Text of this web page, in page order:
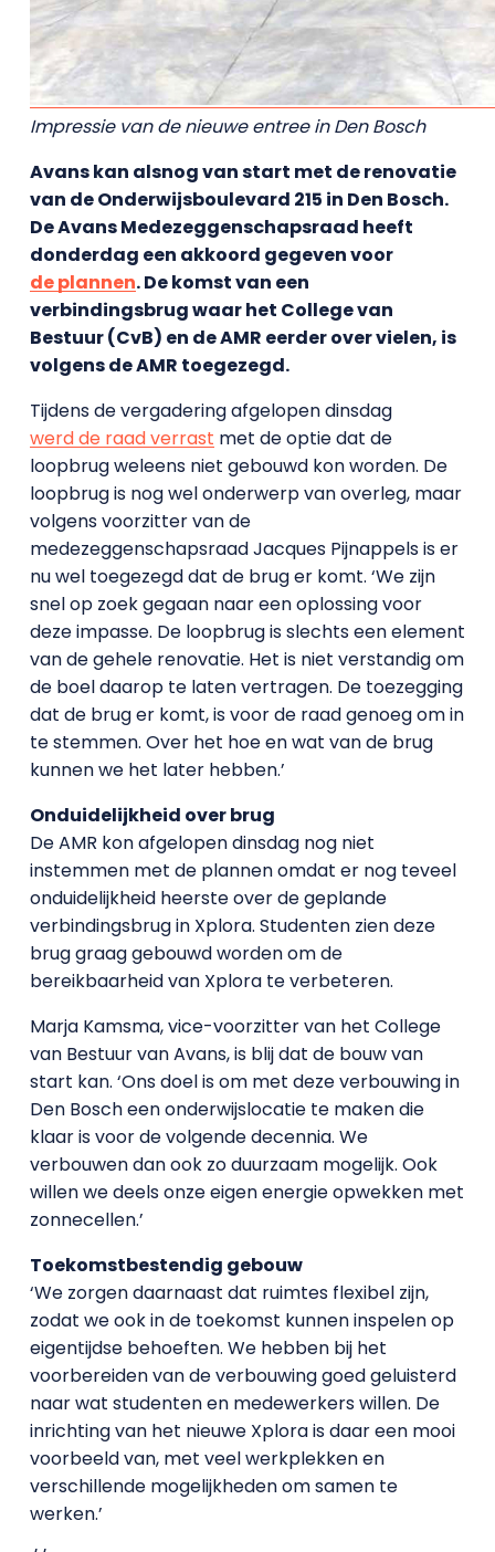
Impressie van de nieuwe entree in Den Bosch
Avans kan alsnog van start met de renovatie
van de Onderwijsboulevard 215 in Den Bosch.
De Avans Medezeggenschapsraad heeft
donderdag een akkoord gegeven voor
de plannen. De komst van een
verbindingsbrug waar het College van
Bestuur (CvB) en de AMR eerder over vielen, is
volgens de AMR toegezegd.
Tijdens de vergadering afgelopen dinsdag
werd de raad verrast met de optie dat de
loopbrug weleens niet gebouwd kon worden. De
loopbrug is nog wel onderwerp van overleg, maar
volgens voorzitter van de
medezeggenschapsraad Jacques Pijnappels is er
nu wel toegezegd dat de brug er komt. ‘We zijn
snel op zoek gegaan naar een oplossing voor
deze impasse. De loopbrug is slechts een element
van de gehele renovatie. Het is niet verstandig om
de boel daarop te laten vertragen. De toezegging
dat de brug er komt, is voor de raad genoeg om in
te stemmen. Over het hoe en wat van de brug
kunnen we het later hebben.’
Onduidelijkheid over brug
De AMR kon afgelopen dinsdag nog niet
instemmen met de plannen omdat er nog teveel
onduidelijkheid heerste over de geplande
verbindingsbrug in Xplora. Studenten zien deze
brug graag gebouwd worden om de
bereikbaarheid van Xplora te verbeteren.
Marja Kamsma, vice-voorzitter van het College
van Bestuur van Avans, is blij dat de bouw van
start kan. ‘Ons doel is om met deze verbouwing in
Den Bosch een onderwijslocatie te maken die
klaar is voor de volgende decennia. We
verbouwen dan ook zo duurzaam mogelijk. Ook
willen we deels onze eigen energie opwekken met
zonnecellen.’
Toekomstbestendig gebouw
‘We zorgen daarnaast dat ruimtes flexibel zijn,
zodat we ook in de toekomst kunnen inspelen op
eigentijdse behoeften. We hebben bij het
voorbereiden van de verbouwing goed geluisterd
naar wat studenten en medewerkers willen. De
inrichting van het nieuwe Xplora is daar een mooi
voorbeeld van, met veel werkplekken en
verschillende mogelijkheden om samen te
werken.’